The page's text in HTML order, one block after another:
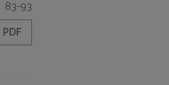
83-93
PDF